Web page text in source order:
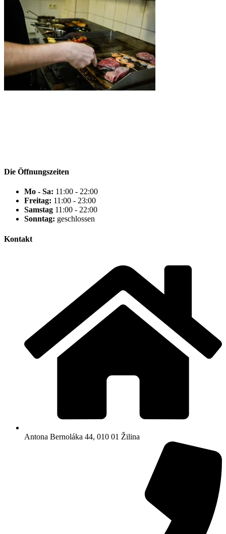
Die Öffnungszeiten
Mo - Sa: 11:00 - 22:00
Freitag: 11:00 - 23:00
Samstag 11:00 - 22:00
Sonntag: geschlossen
Kontakt
Antona Bernoláka 44, 010 01 Žilina